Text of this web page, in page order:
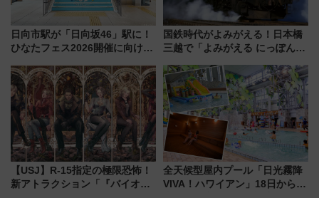
日向市駅が「日向坂46」駅に！
ひなたフェス2026開催に向けJR
全力応援 夜行列車「ドリーム
おひさま号」も走る
国鉄時代がよみがえる！日本橋
三越で「よみがえる にっぽんの
敬の名作写真も、駅弁フェスも
同時開催！
【USJ】R-15指定の極限恐怖！
新アトラクション「『バイオハ
全天候型屋内プール「日光霧降
VIVA！ハワイアン」18日から営